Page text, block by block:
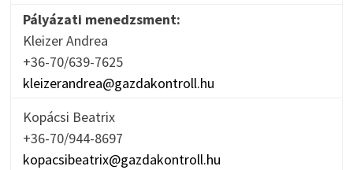
Pályázati menedzsment:
Kleizer Andrea
+36-70/639-7625
kleizerandrea@gazdakontroll.hu
Kopácsi Beatrix
+36-70/944-8697
kopacsibeatrix@gazdakontroll.hu